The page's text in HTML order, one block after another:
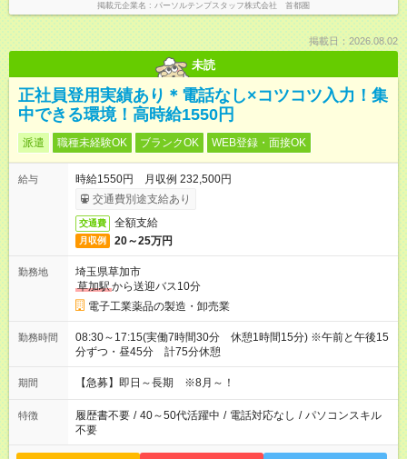
掲載元企業名 パーソルテンプスタッフ株式会社 首都圏
掲載日：2026.08.02
未読
正社員登用実績あり＊電話なし×コツコツ入力！集
中できる環境！高時給1550円
派遣 職種未経験OK ブランクOK WEB登録・面接OK
給与
時給1550円 月収例 232,500円
交通費別途支給あり
交通費 全額支給
月収例 20～25万円
勤務地
埼玉県草加市
草加駅から送迎バス10分
電子工業薬品の製造・卸売業
勤務時間
08:30～17:15(実働7時間30分 休憩1時間15分) ※午前と午後15
分ずつ・昼45分 計75分休憩
期間 【急募】即日～長期 ※8月～！
特徴 履歴書不要 / 40～50代活躍中 / 電話対応なし / パソコンスキル
不要